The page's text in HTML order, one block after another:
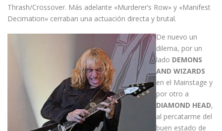
Thrash/Crossover. Más adelante «Murderer’s Row» y «Manifest
Decimation» cerraban una actuación directa y brutal.
De nuevo un
dilema, por un
lado DEMONS
AND WIZARDS
en el Mainstage y
por otro a
DIAMOND HEAD,
al percatarme del
buen estado de